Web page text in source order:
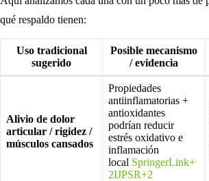
qué respaldo tienen:
Uso tradicional
sugerido
Posible mecanismo
/ evidencia
Alivio de dolor
articular / rigidez /
músculos cansados
Propiedades
antiinflamatorias +
antioxidantes
podrían reducir
estrés oxidativo e
inflamación
local SpringerLink+
2IJPSR+2